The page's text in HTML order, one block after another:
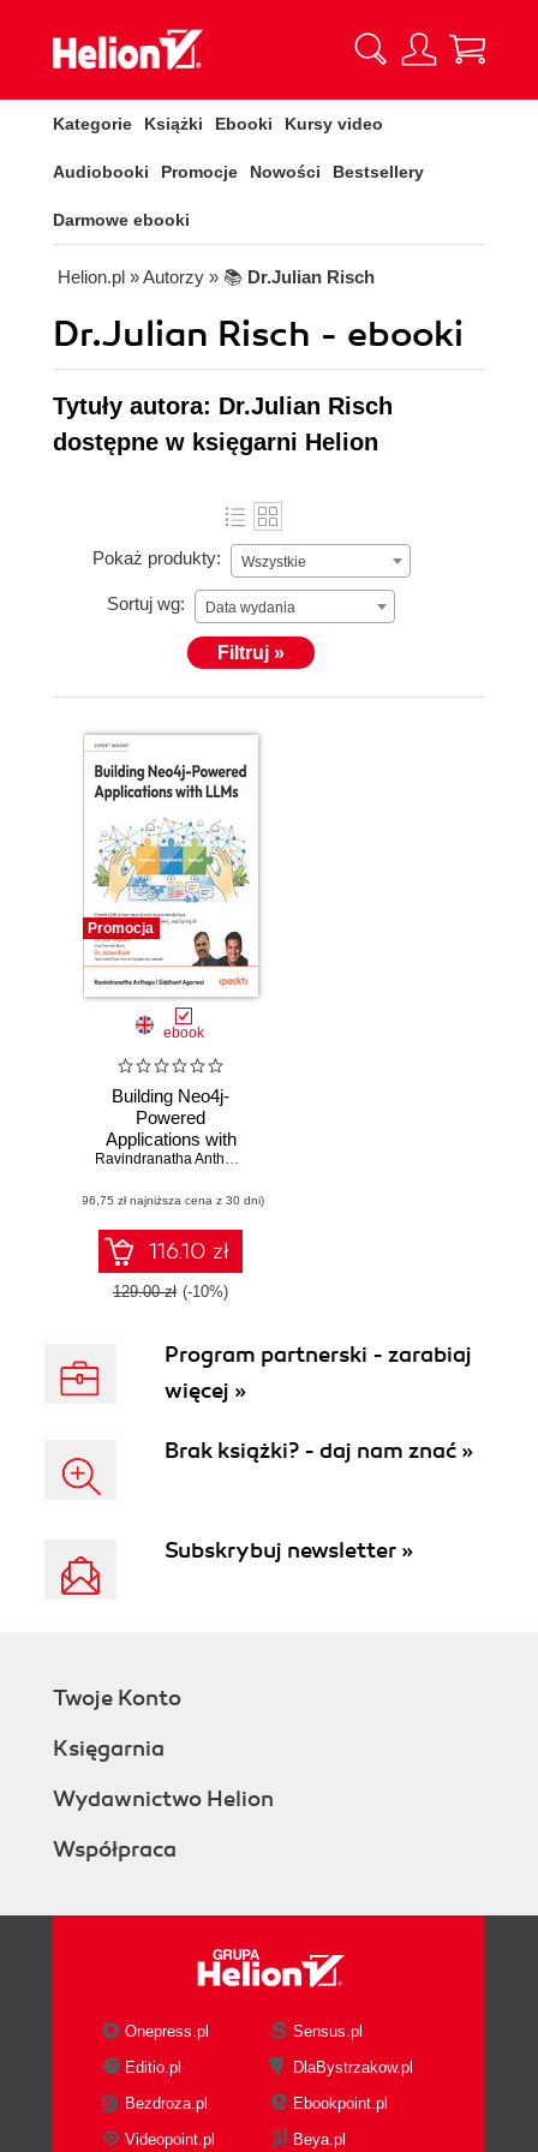
Kategorie Książki Ebooki Kursy video
Audiobooki Promocje Nowości Bestsellery
Darmowe ebooki
Helion.pl » Autorzy » 📚 Dr.Julian Risch
Dr.Julian Risch - ebooki
Tytuły autora: Dr.Julian Risch
dostępne w księgarni Helion
Pokaż produkty: Wszystkie
Sortuj wg: Data wydania
Filtruj »
Promocja
ebook
Building Neo4j-
Powered
Applications with
LLMs. Create
and
recommendations
applications with
Haystack,
LangChain4j, and
Ravindranatha Anthapu
(96,75 zł najniższa cena z 30 dni)
116.10 zł
129.00 zł (-10%)
Program partnerski - zarabiaj
więcej »
Brak książki? - daj nam znać »
Subskrybuj newsletter »
Twoje Konto
Księgarnia
Wydawnictwo Helion
Współpraca
Onepress.pl
Sensus.pl
Editio.pl
DlaBystrzakow.pl
Bezdroza.pl
Ebookpoint.pl
Videopoint.pl
Beya.pl